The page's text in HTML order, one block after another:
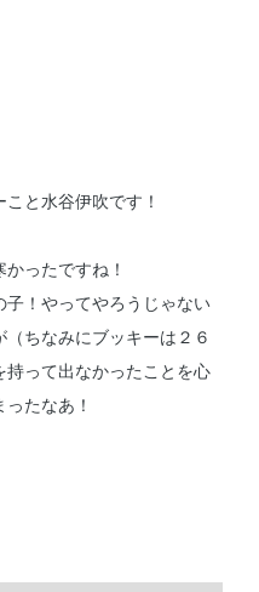
と水谷伊吹です！
ったですね！
！やってやろうじゃない
ちなみにブッキーは２６
持って出なかったことを心
たなあ！